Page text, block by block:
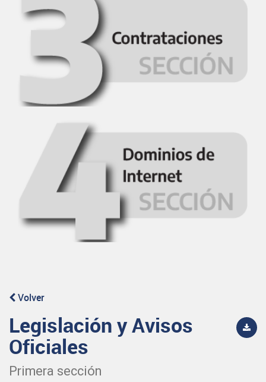
Volver
Legislación y Avisos
Oficiales
Primera sección